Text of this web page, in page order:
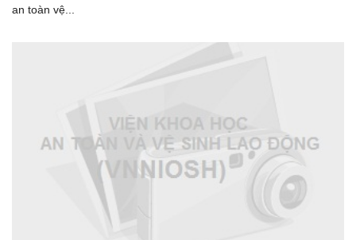
an toàn vệ...